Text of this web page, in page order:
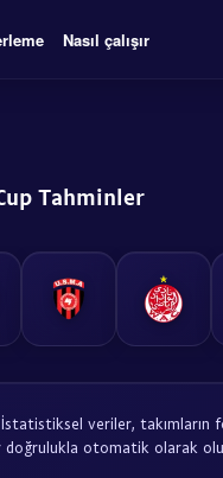
Nasıl çalışır
Tahminler
veriler, takımların
doğrulukla otomatik olarak